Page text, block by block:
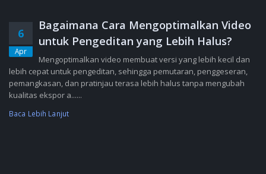
6
Apr
Bagaimana Cara Mengoptimalkan Video
untuk Pengeditan yang Lebih Halus?
Mengoptimalkan video membuat versi yang lebih kecil dan
lebih cepat untuk pengeditan, sehingga pemutaran, penggeseran,
pemangkasan, dan pratinjau terasa lebih halus tanpa mengubah
kualitas ekspor a......
Baca Lebih Lanjut